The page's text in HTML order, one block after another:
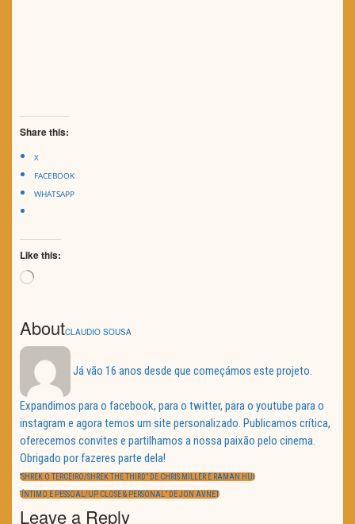
Share this:
X
FACEBOOK
WHATSAPP
Like this:
Loading…
AboutCLAUDIO SOUSA
Já vão 16 anos desde que começámos este projeto.
Expandimos para o facebook, para o twitter, para o youtube para o
instagram e agora temos um site personalizado. Publicamos crítica,
oferecemos convites e partilhamos a nossa paixão pelo cinema.
Obrigado por fazeres parte dela!
Navegação
de
artigos
PREVIOUS
“SHREK O TERCEIRO/SHREK THE THIRD” DE CHRIS MILLER E RAMAN HUI
NEXT
“ÍNTIMO E PESSOAL/UP CLOSE & PERSONAL” DE JON AVNET
Leave a Reply